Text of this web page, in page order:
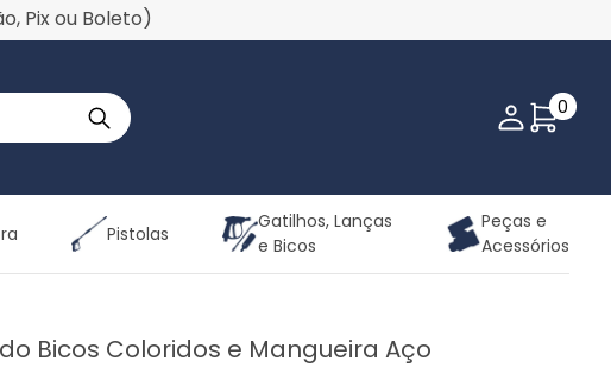
Pix ou Boleto)
Minha
0
Pistolas
Gatilhos, Lanças
e Bicos
Peças e
Acessórios
Bicos Coloridos e Mangueira Aço